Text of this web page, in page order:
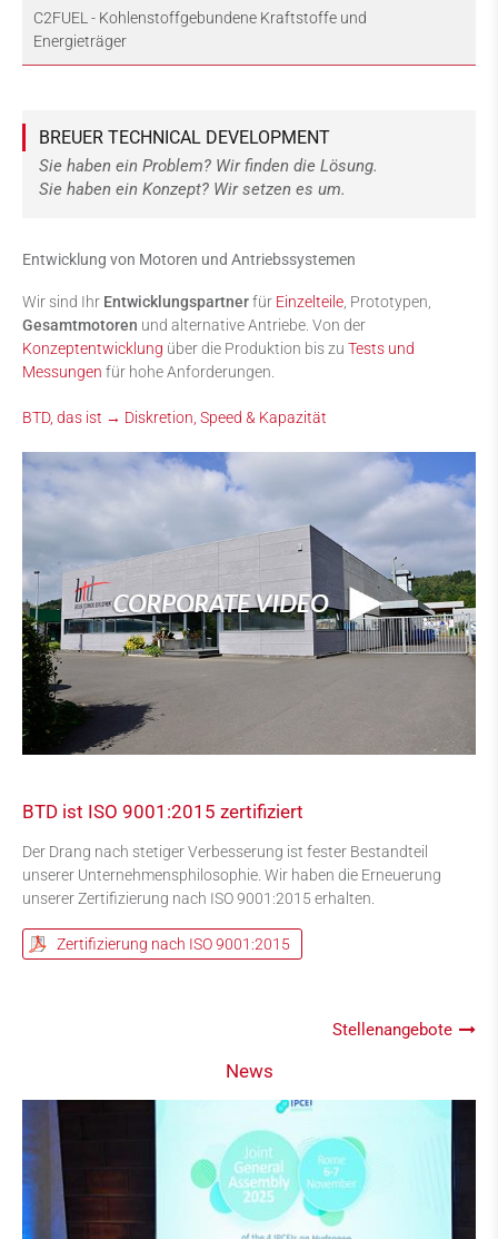
C2FUEL - Kohlenstoffgebundene Kraftstoffe und
Energieträger
BREUER TECHNICAL DEVELOPMENT
Sie haben ein Problem? Wir finden die Lösung.
Sie haben ein Konzept? Wir setzen es um.
Entwicklung von Motoren und Antriebssystemen
Wir sind Ihr Entwicklungspartnerfür Einzelteile, Prototypen,
Gesamtmotoren und alternative Antriebe. Von der
Konzeptentwicklung über die Produktion bis zu Tests und
Messungen für hohe Anforderungen.
BTD, das ist → Diskretion, Speed & Kapazität
BTD ist ISO 9001:2015 zertifiziert
Der Drang nach stetiger Verbesserung ist fester Bestandteil
unserer Unternehmensphilosophie. Wir haben die Erneuerung
unserer Zertifizierung nach ISO 9001:2015 erhalten.
Zertifizierung nach ISO 9001:2015
Stellenangebote
News